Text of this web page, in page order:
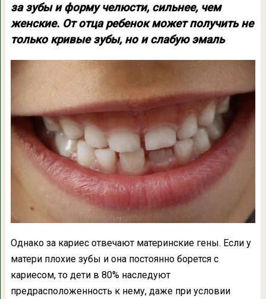
за зубы и форму челюсти, сильнее, чем
женские. От отца ребенок может получить не
только кривые зубы, но и слабую эмаль
Однако за кариес отвечают материнские гены. Если у
матери плохие зубы и она постоянно борется с
кариесом, то дети в 80% наследуют
предрасположенность к нему, даже при условии